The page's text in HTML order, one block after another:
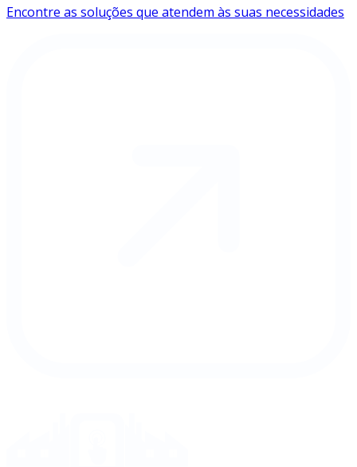
Encontre as soluções que atendem às suas necessidades